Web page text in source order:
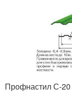
Профнастил С-20